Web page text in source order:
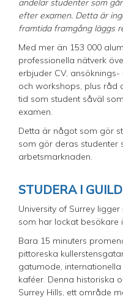
andelar studenter som
efter examen. Detta är
framtida framgång läggs
Med mer än 153 000
professionella nätverk
erbjuder CV,
och workshops, plus råd
tid som student såväl
examen.
Detta är något som gör
som gör deras studenter
arbetsmarknaden.
STUDERA I
University of Surrey
som har lockat besökare
Bara 15 minuters
pittoreska
gatumode,
kaféer. Denna historiska
Surrey Hills, ett område